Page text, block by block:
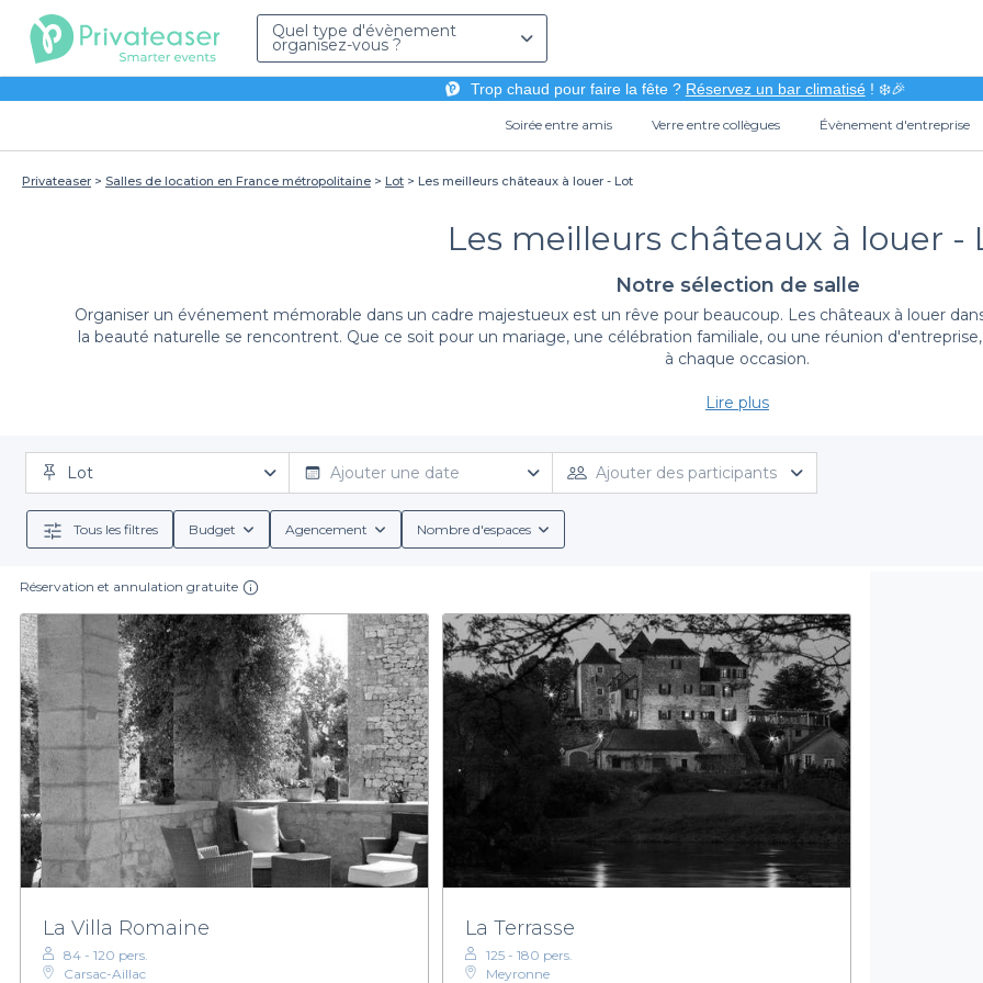
Quel type d'évènement
organisez-vous ?
Trop chaud pour faire la fête ? Réservez un bar climatisé! ❄️🎉
Soirée entre amis Verre entre collègues Évènement d'entreprise
Privateaser Salles de location en France métropolitaine Lot Les meilleurs châteaux à louer - Lot
Les meilleurs châteaux à louer -
Notre sélection de salle
Organiser un événement mémorable dans un cadre majestueux est un rêve pour beaucoup. Les châteaux à louer
la beauté naturelle se rencontrent. Que ce soit pour un mariage, une célébration familiale, ou une réunion
à chaque occasion.
Grâce à notre plateforme Privateaser, réserver votre château dans le Lot n'a jamais été aussi simple. Nous vous
chacun offrant une ambiance unique. Vous pouvez découvrir des lieux qui allient charme et caractère, tous à portée
idéal qui répond à vos critères spécifiques, que vous recherchiez des jardins luxuriants ou des
En plus de la beauté des lieux, Privateaser vous offre une gamme diversifiée d'options personnalisées. De
vous trouverez tout ce dont vous avez besoin pour que votre événement soit une réussite. Vous pouvez opter pour
variées — qu'elles soient alcoolisées ou non — ainsi qu'un service de qualité pour garantir une expérience
détaillées pour vous permettre de planifier sans stress.
Organiser votre événement dans un château du Lot est désormais à portée de main. N'attendez plus pour faire de
dans la réalisation de cette expérience unique. Explorez dès maintenant notre sélection de châteaux sur Privateaser
somptueux, où chaque moment sera exceptionnel.
Lire plus
Lot Ajouter une date Ajouter des participants
Tous les filtres Budget Agencement Nombre d'espaces
Réservation et annulation gratuite
La Villa Romaine
84 - 120 pers.
Carsac-Aillac
La Terrasse
125 - 180 pers.
Meyronne